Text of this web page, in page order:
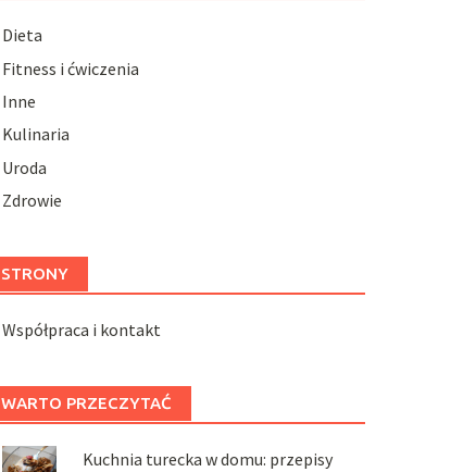
Dieta
Fitness i ćwiczenia
Inne
Kulinaria
Uroda
Zdrowie
STRONY
Współpraca i kontakt
WARTO PRZECZYTAĆ
Kuchnia turecka w domu: przepisy